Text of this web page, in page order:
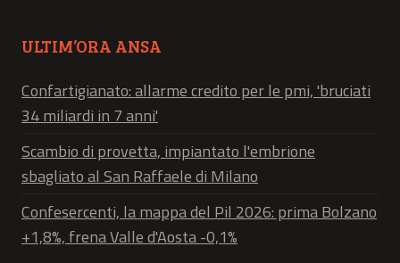
ULTIM’ORA ANSA
Confartigianato: allarme credito per le pmi, 'bruciati
34 miliardi in 7 anni'
Scambio di provetta, impiantato l'embrione
sbagliato al San Raffaele di Milano
Confesercenti, la mappa del Pil 2026: prima Bolzano
+1,8%, frena Valle d'Aosta -0,1%